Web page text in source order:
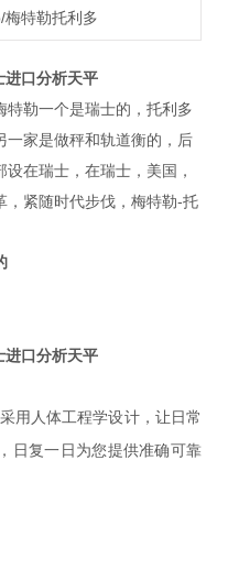
梅特勒托利多
进口分析天平
特勒一个是瑞士的，托利多
一家是做秤和轨道衡的，后
在瑞士，在瑞士，美国，
，紧随时代步伐，梅特勒-托
进口分析天平
用人体工程学设计，让日常
日复一日为您提供准确可靠